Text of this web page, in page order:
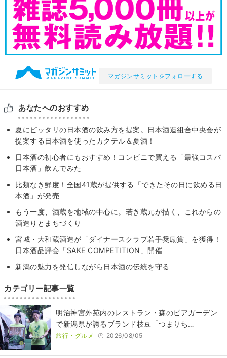
マガジンサミットをフォローする
あなたへのおすすめ
夏にピッタリの日本酒の飲み方を提案。日本酒造組合中央会が
提案する日本酒を使ったカクテル＆夏酒！
日本酒の初心者にもおすすめ！コンビニで買える「最強コスパ
日本酒」飲んでみた
比類なき鮮度！全国41蔵が提供する「できたその日に飲める日
本酒」が発売
もう一度、酒蔵を地域の中心に。若き蔵元が描く、これからの
酒造りとまちづくり
宮城・大和蔵酒造が「ダイナースクラブ若手奨励賞」を獲得！
日本酒品評会「SAKE COMPETITION」開催
新潟の魅力を発信しながら日本酒の伝統を守る
カテゴリー記事一覧
明治神宮外苑内のレストラン・森のビアガーデン
で新潟県が誇るブランド枝豆「つまりち…
旅行・グルメ 2026/08/05